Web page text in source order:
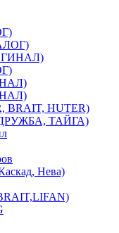
BRAIT, HUTER)
ДРУЖБА, ТАЙГА)
Нева)